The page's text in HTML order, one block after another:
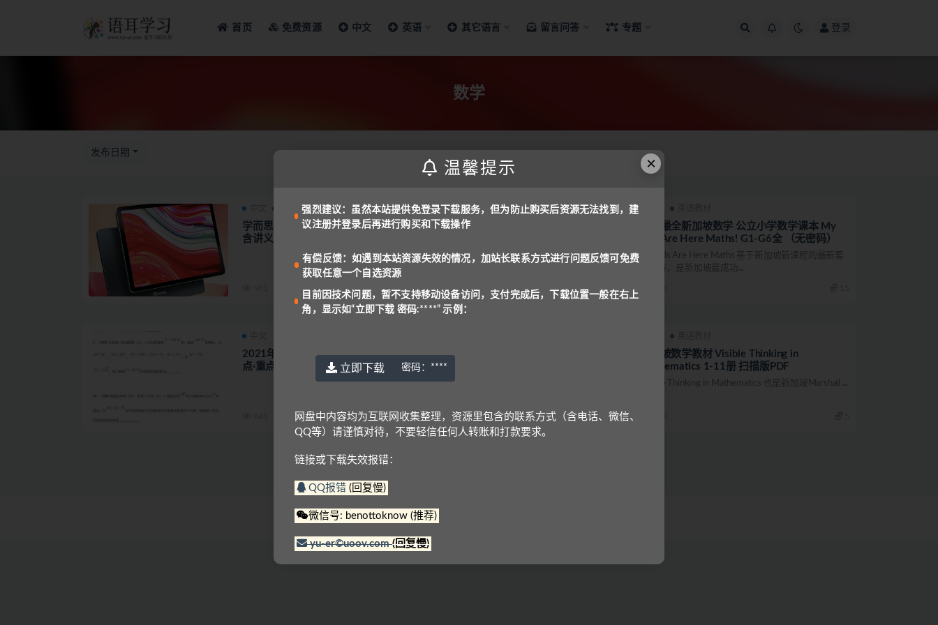
首页 免费资源 中文 英语 其它语言 留言问答 专题 登录
数学
发布日期
学而思学习机（1~9年级）数学配套全套资料
含讲义
1
网络最全新加坡数学 公立小学数学课本 My
Pals Are Here Maths! G1-G6全 （无密码）
My Pals Are Here Maths 基于新加坡新课程的最新要
求编写，是新加坡最成功...
2021年高考数学（文/解析版/原卷版）【热
点·重点·难点】专练[DOC]
免费
新加坡数学教材 Visible Thinking in
Mathematics 1-11册 扫描版PDF
Visible Thinking in Mathematics 也是新加坡Marshall ...
© 2022 语耳学习
×
温馨提示
强烈建议：虽然本站提供免登录下载服务，但为防止购买后资源无法找到，建
议注册并登录后再进行购买和下载操作
有偿反馈：如遇到本站资源失效的情况，加站长联系方式进行问题反馈可免费
获取任意一个自选资源
目前因技术问题，暂不支持移动设备访问，支付完成后，下载位置一般在右上
角，显示如“立即下载 密码:****” 示例：
立即下载 密码： ****
网盘中内容均为互联网收集整理，资源里包含的联系方式（含电话、微信、
QQ等）请谨慎对待，不要轻信任何人转账和打款要求。
链接或下载失效报错：
QQ报错 (回复慢)
微信号: benottoknow (推荐)
yu-er©uoov.com(回复慢)